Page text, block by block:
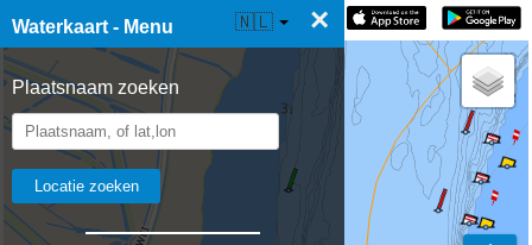
Waterkaart - Menu ×
Plaatsnaam zoeken
☰ Waterkaart Live 🇳🇱